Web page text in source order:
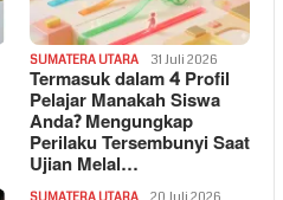
SUMATERA UTARA 31 Juli 2026
Termasuk dalam 4 Profil
Pelajar Manakah Siswa
Anda? Mengungkap
Perilaku Tersembunyi Saat
Ujian Melal…